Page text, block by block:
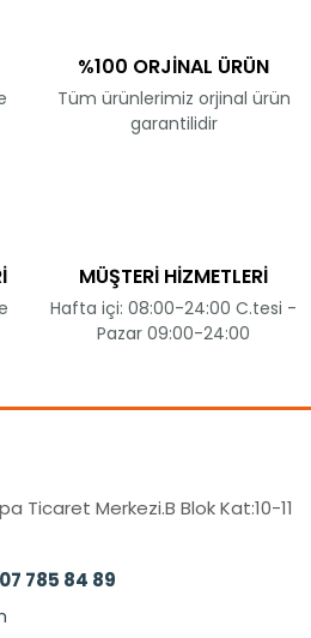
%100 ORJİNAL ÜRÜN
Tüm ürünlerimiz orjinal ürün
garantilidir
MÜŞTERİ HİZMETLERİ
Hafta içi: 08:00-24:00 C.tesi -
Pazar 09:00-24:00
Ticaret Merkezi.B Blok Kat:10-11
785 84 89